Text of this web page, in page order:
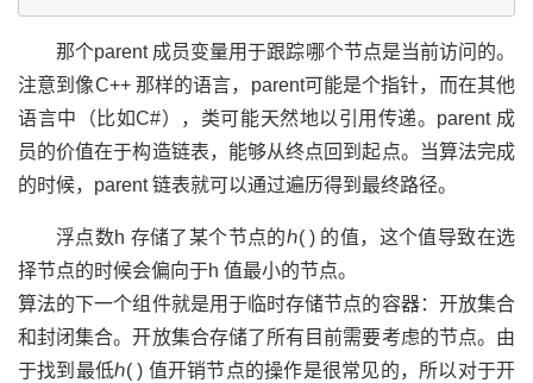
那个parent 成员变量用于跟踪哪个节点是当前访问的。
注意到像C++ 那样的语言，parent可能是个指针，而在其他
语言中（比如C#），类可能天然地以引用传递。parent 成
员的价值在于构造链表，能够从终点回到起点。当算法完成
的时候，parent 链表就可以通过遍历得到最终路径。
浮点数h 存储了某个节点的ℎ( ) 的值，这个值导致在选
择节点的时候会偏向于h 值最小的节点。
算法的下一个组件就是用于临时存储节点的容器：开放集合
和封闭集合。开放集合存储了所有目前需要考虑的节点。由
于找到最低ℎ( ) 值开销节点的操作是很常见的，所以对于开